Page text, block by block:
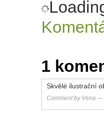
1
Skvělé ilustrační
Comment by Vena —